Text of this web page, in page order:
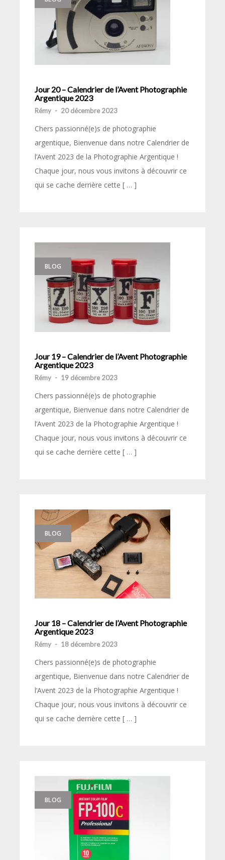
Jour 20 – Calendrier de l’Avent Photographie
Argentique 2023
Rémy - 20 décembre 2023
Chers passionné(e)s de photographie
argentique, Bienvenue dans notre Calendrier de
l’Avent 2023 de la Photographie Argentique !
Chaque jour, nous vous invitons à découvrir ce
qui se cache derrière cette [ … ]
BLOG
Jour 19 – Calendrier de l’Avent Photographie
Argentique 2023
Rémy - 19 décembre 2023
Chers passionné(e)s de photographie
argentique, Bienvenue dans notre Calendrier de
l’Avent 2023 de la Photographie Argentique !
Chaque jour, nous vous invitons à découvrir ce
qui se cache derrière cette [ … ]
BLOG
Jour 18 – Calendrier de l’Avent Photographie
Argentique 2023
Rémy - 18 décembre 2023
Chers passionné(e)s de photographie
argentique, Bienvenue dans notre Calendrier de
l’Avent 2023 de la Photographie Argentique !
Chaque jour, nous vous invitons à découvrir ce
qui se cache derrière cette [ … ]
BLOG